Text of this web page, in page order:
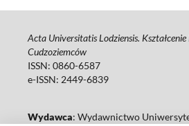
Acta Universitatis Lodziensis.
Cudzoziemców
ISSN: 0860-6587
e-ISSN: 2449-6839
Wydawca: Wydawnictwo